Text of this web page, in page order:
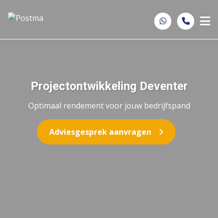
Projectontwikkeling Deventer
Optimaal rendement voor jouw bedrijfspand
Adviesgesprek aanvragen